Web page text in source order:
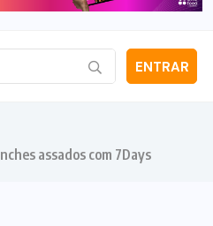
ENTRAR
assados com 7Days